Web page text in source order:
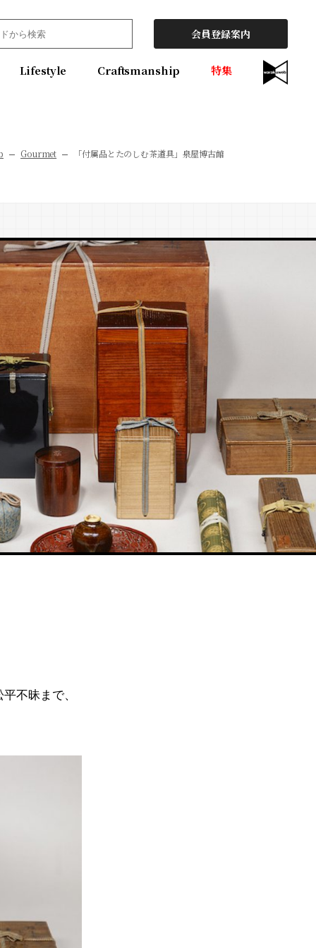
会員登録案内
Lifestyle Craftsmanship 特集
Gourmet 「付属品とたのしむ茶道具」泉屋博古館
不昧まで、